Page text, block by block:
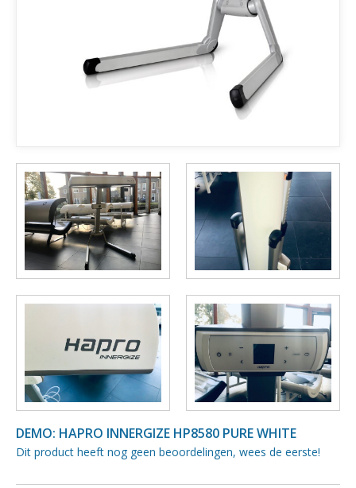
DEMO: HAPRO INNERGIZE HP8580 PURE WHITE
Dit product heeft nog geen beoordelingen, wees de eerste!